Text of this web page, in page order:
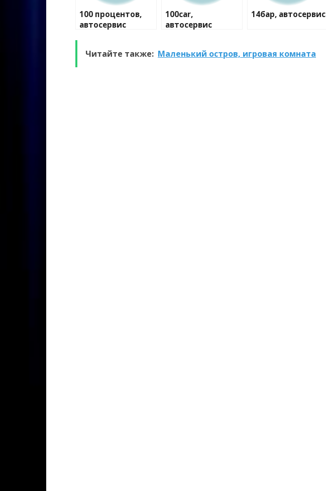
100 процентов,
автосервис
100car,
автосервис
14бар, автосервис
Читайте также: Маленький остров, игровая комната